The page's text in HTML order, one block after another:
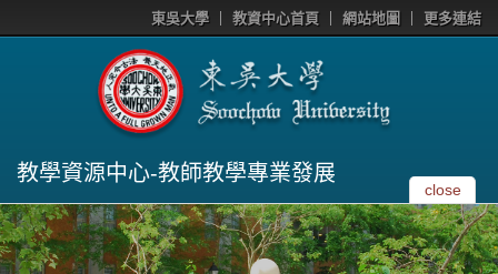
東吳大學 教資中心首頁 網站地圖 更多連結
教學資源中心-教師教學專業發展
close